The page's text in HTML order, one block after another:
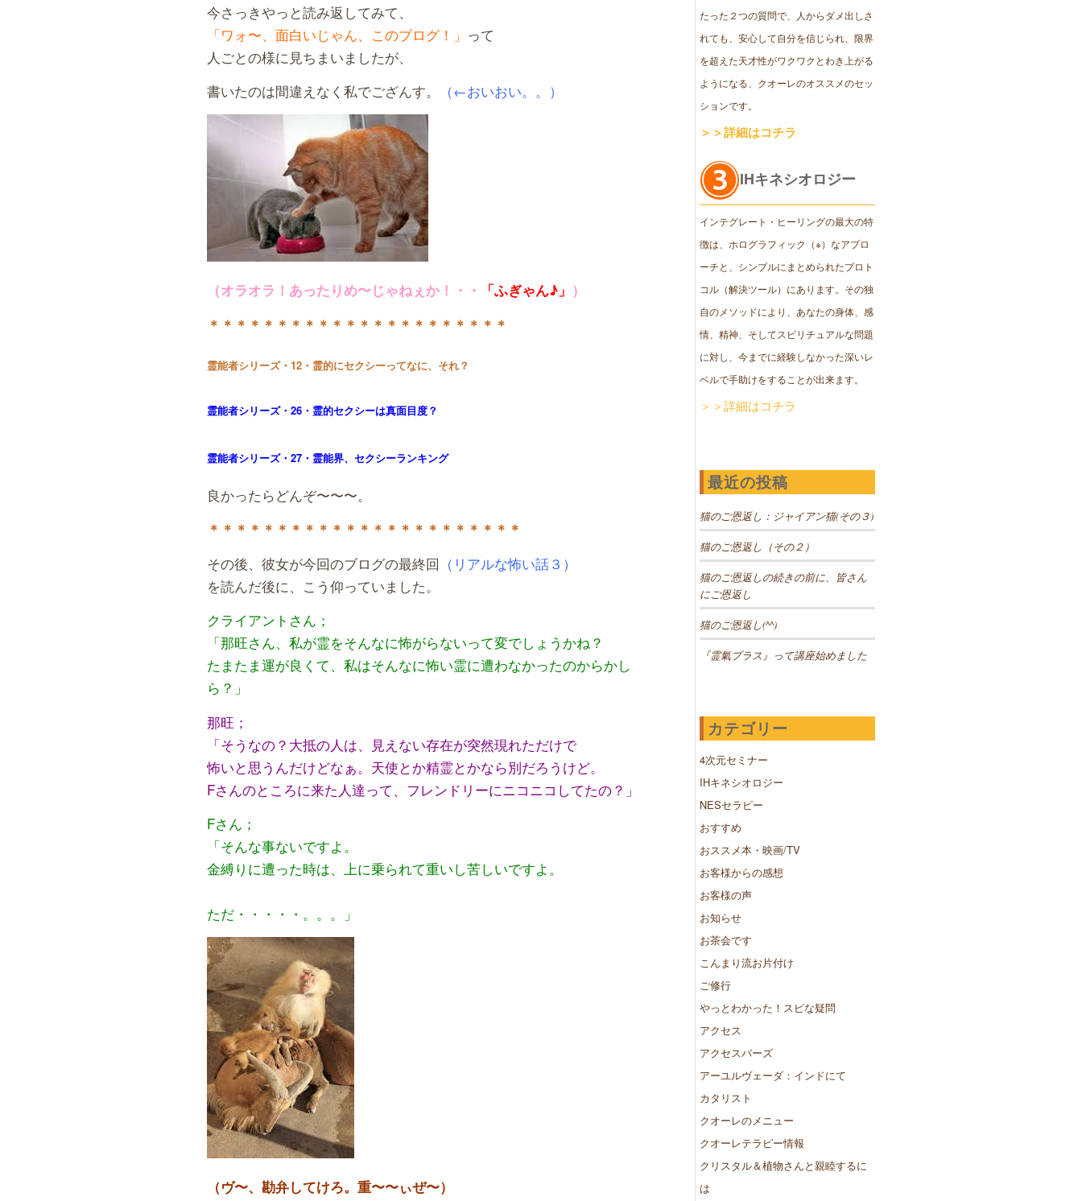
今さっきやっと読み返してみて、
「ワォ〜、面白いじゃん、このブログ！」 って
人ごとの様に見ちまいましたが、
書いたのは間違えなく私でござんす。
（←おいおい。。）
（オラオラ！あったりめ〜じゃねぇか！・・ 「ふぎゃん♪」 ）
＊＊＊＊＊＊＊＊＊＊＊＊＊＊＊＊＊＊＊＊＊＊
霊能者シリーズ・12・霊的にセクシーってなに、それ？
霊能者シリーズ・26・霊的セクシーは真面目度？
霊能者シリーズ・27・霊能界、セクシーランキング
良かったらどんぞ〜〜〜。
＊＊＊＊＊＊＊＊＊＊＊＊＊＊＊＊＊＊＊＊＊＊＊
その後、彼女が今回のブログの最終回 （リアルな怖い話３）
を読んだ後に、こう仰っていました。
クライアントさん；
「那旺さん、私が霊をそんなに怖がらないって変でしょうかね？
たまたま運が良くて、私はそんなに怖い霊に遭わなかったのからかし
ら？」
那旺；
「そうなの？大抵の人は、見えない存在が突然現れただけで
怖いと思うんだけどなぁ。天使とか精霊とかなら別だろうけど。
Fさんのところに来た人達って、フレンドリーにニコニコしてたの？」
Fさん；
「そんな事ないですよ。
金縛りに遭った時は、上に乗られて重いし苦しいですよ。
ただ・・・・・。。。」
（ヴ〜、勘弁してけろ。重〜〜ぃぜ〜）
たった２つの質問で、人からダメ出しさ
れても、安心して自分を信じられ、限界
を超えた天才性がワクワクとわき上がる
ようになる、クオーレのオススメのセッ
ションです。
＞＞詳細はコチラ
IHキネシオロジー
インテグレート・ヒーリングの最大の特
徴は、ホログラフィック（※）なアプロ
ーチと、シンプルにまとめられたプロト
コル（解決ツール）にあります。その独
自のメソッドにより、あなたの身体、感
情、精神、そしてスピリチュアルな問題
に対し、今までに経験しなかった深いレ
ベルで手助けをすることが出来ます。
＞＞詳細はコチラ
最近の投稿
猫のご恩返し：ジャイアン猫(その３)
猫のご恩返し（その２）
猫のご恩返しの続きの前に、皆さん
にご恩返し
猫のご恩返し(^^)
『霊氣プラス』って講座始めました
カテゴリー
4次元セミナー
IHキネシオロジー
NESセラピー
おすすめ
おススメ本・映画/TV
お客様からの感想
お客様の声
お知らせ
お茶会です
こんまり流お片付け
ご修行
やっとわかった！スピな疑問
アクセス
アクセスバーズ
アーユルヴェーダ：インドにて
カタリスト
クオーレのメニュー
クオーレテラピー情報
クリスタル＆植物さんと親睦するに
は